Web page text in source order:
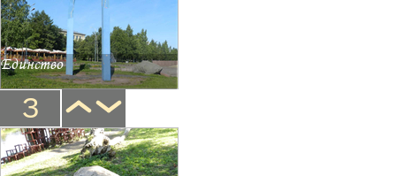
Единство
З